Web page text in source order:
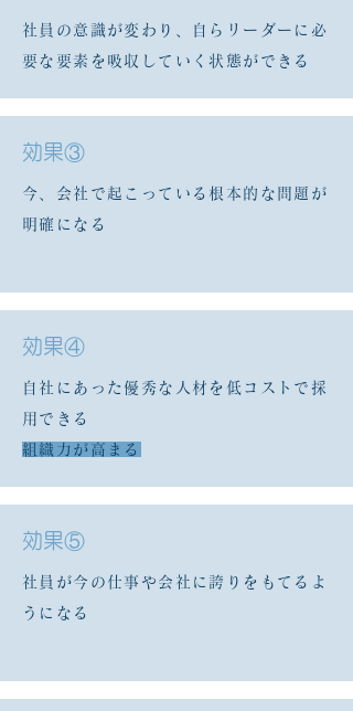
社員の意識が変わり、自らリーダーに必
要な要素を吸収していく状態ができる
​効果③
今、会社で起こっている根本的な問題が
明確になる
​効果④
自社にあった優秀な人材を低コストで採
用できる
組織力が高まる
​効果⑤
社員が今の仕事や会社に誇りをもてるよ
うになる